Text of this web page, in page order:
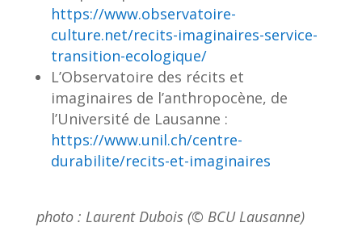
https://www.observatoire-
culture.net/recits-imaginaires-service-
transition-ecologique/
L’Observatoire des récits et
imaginaires de l’anthropocène, de
l’Université de Lausanne :
https://www.unil.ch/centre-
durabilite/recits-et-imaginaires
photo : Laurent Dubois (© BCU Lausanne)